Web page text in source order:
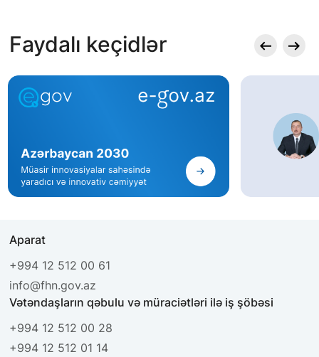
Faydalı keçidlər
Aparat
+994 12 512 00 61
info@fhn.gov.az
Vətəndaşların qəbulu və müraciətləri ilə iş şöbəsi
+994 12 512 00 28
+994 12 512 01 14